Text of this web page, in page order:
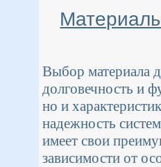
Выбор материала
долговечность и
но и
надежность
имеет свои
зависимости от